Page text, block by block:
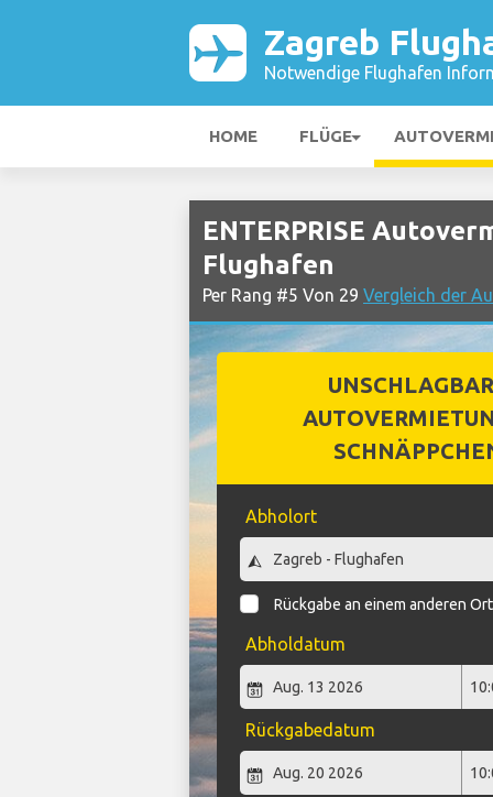
Zagreb
Notwendige Flughafen
HOME FLÜGE
ENTERPRISE
Flughafen
Per Rang #5 Von 29 Vergleich der
Abholort
Rückgabe an einem anderen Ort
Abholdatum
Rückgabedatum